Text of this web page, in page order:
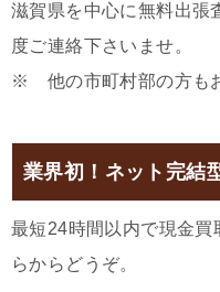
滋賀県を中心に無料出張
度ご連絡下さいませ。
※ 他の市町村部の方も
業界初！ネット完結
最短24時間以内で現金買
らからどうぞ。